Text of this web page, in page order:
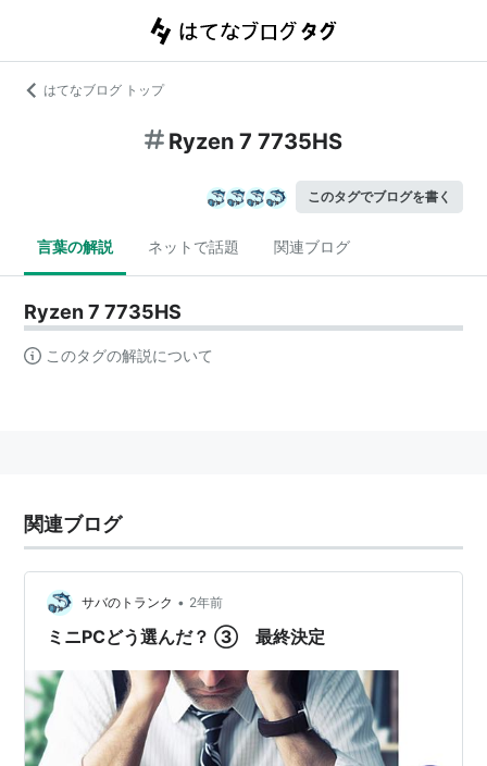
はてなブログ トップ
Ryzen 7 7735HS
このタグでブログを書く
言葉の解説 ネットで話題 関連ブログ
Ryzen 7 7735HS
このタグの解説について
関連ブログ
サバのトランク • 2年前
ミニPCどう選んだ？ ③ 最終決定